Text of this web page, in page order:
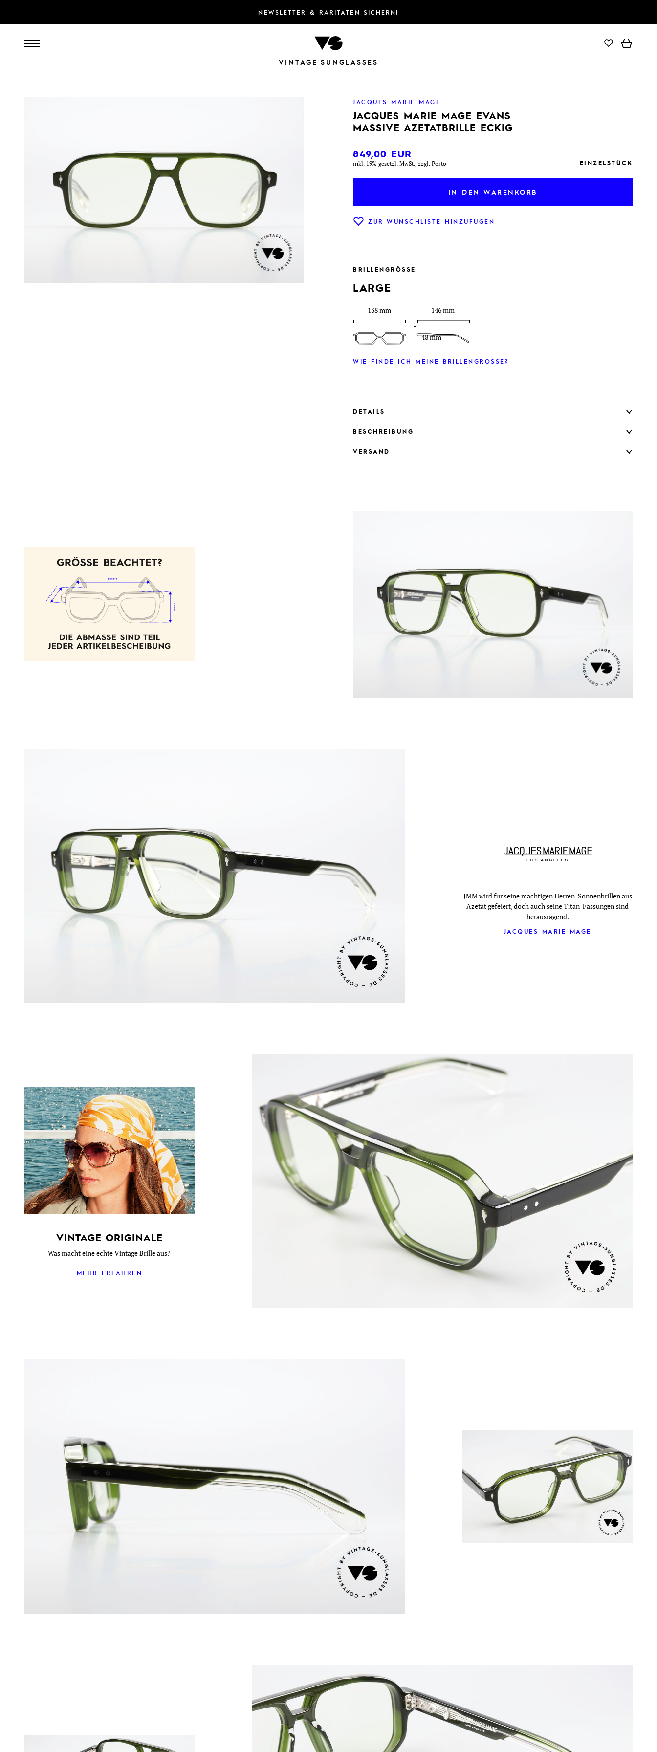
NEWSLETTER & RARITÄTEN SICHERN!
VINTAGE SUNGLASSES
849,00
JACQUES MARIE MAGE
JACQUES MARIE MAGE EVANS
MASSIVE AZETATBRILLE ECKIG
849,00 EUR
inkl. 19% gesetzl. MwSt., zzgl. Porto EINZELSTÜCK
IN DEN WARENKORB
ZUR WUNSCHLISTE HINZUFÜGEN
BRILLENGRÖSSE
LARGE
138 mm
48 mm
146 mm
WIE FINDE ICH MEINE BRILLENGRÖSSE?
DETAILS
BESCHREIBUNG
VERSAND
JMM wird für seine mächtigen Herren-Sonnenbrillen aus
Azetat gefeiert, doch auch seine Titan-Fassungen sind
herausragend.
JACQUES MARIE MAGE
VINTAGE ORIGINALE
Was macht eine echte Vintage Brille aus?
MEHR ERFAHREN